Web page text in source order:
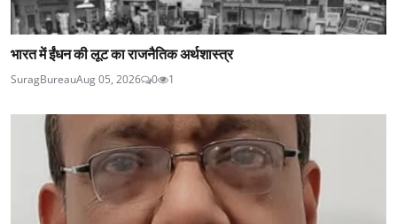
भारत में ईंधन की लूट का राजनैतिक अर्थशास्त्र
SuragBureauAug 05, 2026 0 1